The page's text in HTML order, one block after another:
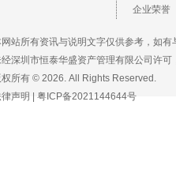
企业荣誉
站所有资讯与说明文字仅供参考，如
深圳市恒泰华盛资产管理有限公司许
权所有 © 2026. All Rights Reserved.
声明
粤ICP备2021144644号